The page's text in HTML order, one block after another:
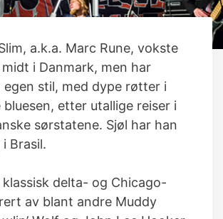
a.k.a. Marc Rune, vokste
i Danmark, men har
egen stil, med dype røtter i
etter utallige reiser i
sørstatene. Sjøl har han
Brasil.
klassisk delta- og Chicago-
av blant andre Muddy